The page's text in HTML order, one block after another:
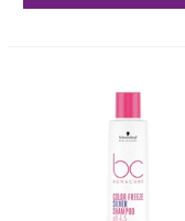
Suave
Preguntas
¿Con qué